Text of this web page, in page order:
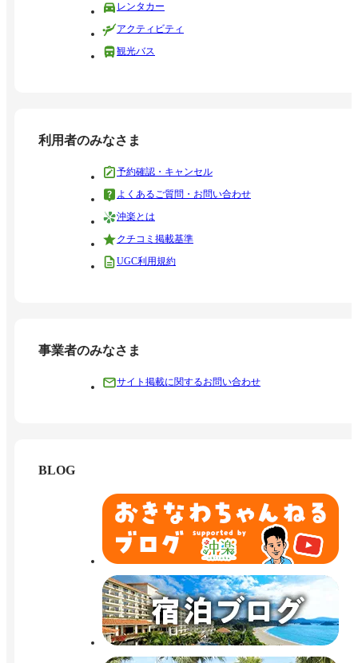
レンタカー
アクティビティ
観光バス
利用者のみなさま
予約確認・キャンセル
よくあるご質問・お問い合わせ
沖楽とは
クチコミ掲載基準
UGC利用規約
事業者のみなさま
サイト掲載に関するお問い合わせ
BLOG